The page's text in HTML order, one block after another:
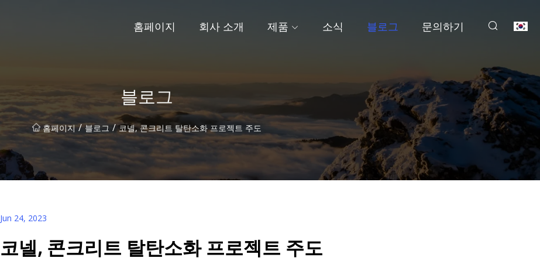
홈페이지 회사 소개 제품 소식 블로그 문의하기
블로그
홈페이지 / 블로그 / 코넬, 콘크리트 탈탄소화 프로젝트 주도
Jun 24, 2023
코넬, 콘크리트 탈탄소화 프로젝트 주도